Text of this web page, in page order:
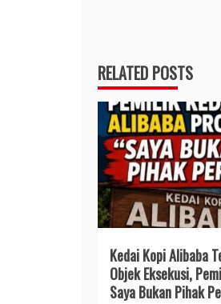
RELATED POSTS
Kedai Kopi Alibaba
Objek Eksekusi,
Saya Bukan Pihak